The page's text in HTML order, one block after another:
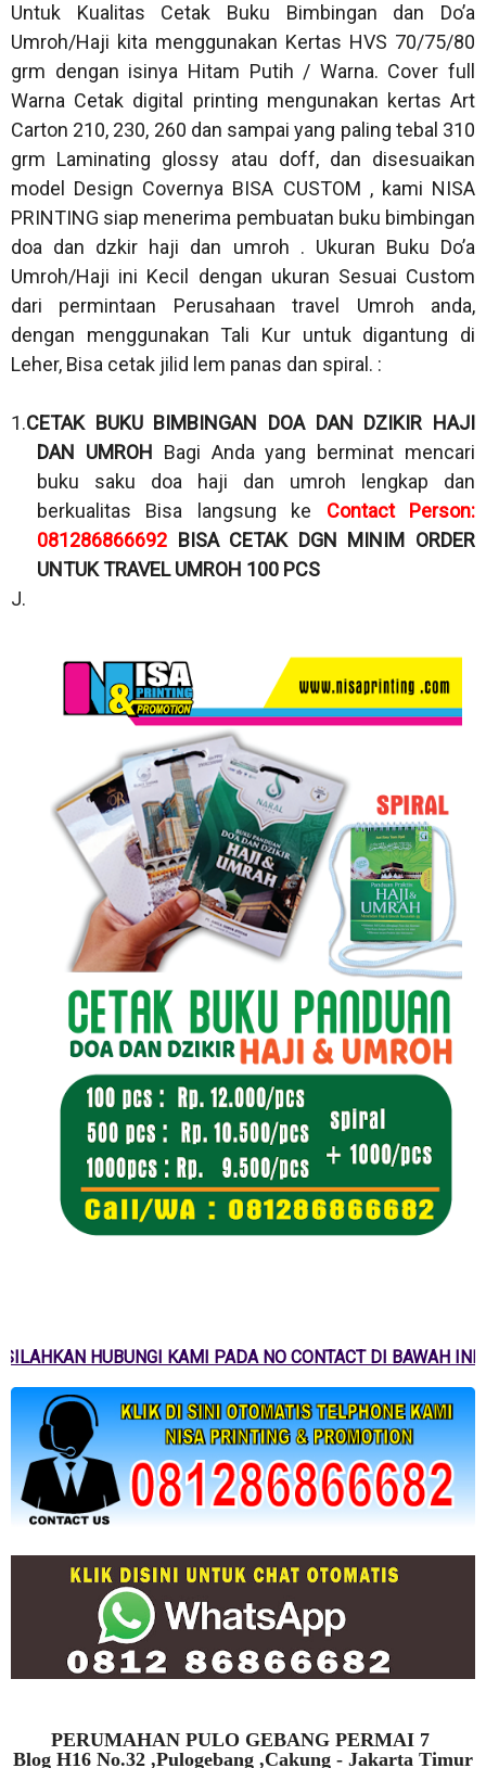
Untuk Kualitas Cetak Buku Bimbingan dan Do’a
Umroh/Haji kita menggunakan Kertas HVS 70/75/80
grm dengan isinya Hitam Putih / Warna. Cover full
Warna Cetak digital printing mengunakan kertas Art
Carton 210, 230, 260 dan sampai yang paling tebal 310
grm Laminating glossy atau doff, dan disesuaikan
model Design Covernya BISA CUSTOM , kami NISA
PRINTING siap menerima pembuatan buku bimbingan
doa dan dzkir haji dan umroh . Ukuran Buku Do’a
Umroh/Haji ini Kecil dengan ukuran Sesuai Custom
dari permintaan Perusahaan travel Umroh anda,
dengan menggunakan Tali Kur untuk digantung di
Leher, Bisa cetak jilid lem panas dan spiral. :
1.CETAK BUKU BIMBINGAN DOA DAN DZIKIR HAJI
DAN UMROH Bagi Anda yang berminat mencari
buku saku doa haji dan umroh lengkap dan
berkualitas Bisa langsung ke Contact Person:
081286866692 BISA CETAK DGN MINIM ORDER
UNTUK TRAVEL UMROH 100 PCS
J.
SILAHKAN HUBUNGI KAMI PADA NO CONTACT DI BAWAH INI
PERUMAHAN PULO GEBANG PERMAI 7
Blog H16 No.32 ,Pulogebang ,Cakung - Jakarta Timur